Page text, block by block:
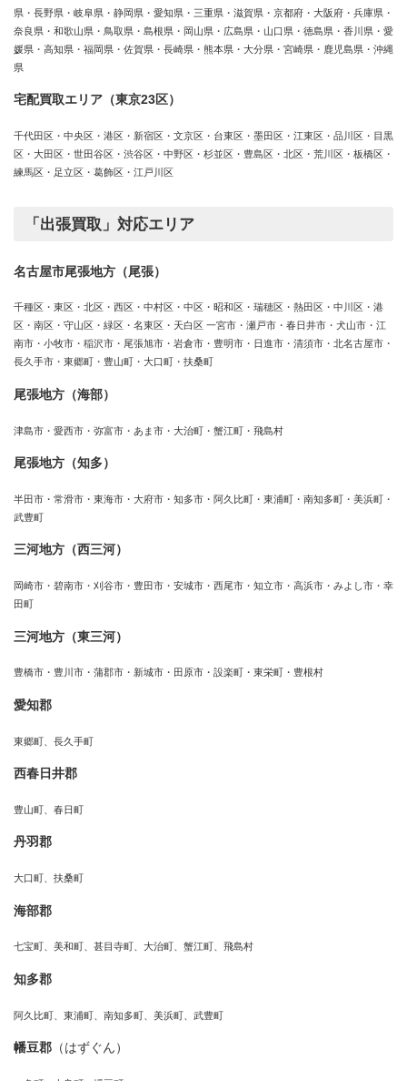
県・長野県・岐阜県・静岡県・愛知県・三重県・滋賀県・京都府・大阪府・兵庫県・
奈良県・和歌山県・鳥取県・島根県・岡山県・広島県・山口県・徳島県・香川県・愛
媛県・高知県・福岡県・佐賀県・長崎県・熊本県・大分県・宮崎県・鹿児島県・沖縄
県
宅配買取エリア（東京23区）
千代田区・中央区・港区・新宿区・文京区・台東区・墨田区・江東区・品川区・目黒
区・大田区・世田谷区・渋谷区・中野区・杉並区・豊島区・北区・荒川区・板橋区・
練馬区・足立区・葛飾区・江戸川区
「出張買取」対応エリア
名古屋市尾張地方（尾張）
千種区・東区・北区・西区・中村区・中区・昭和区・瑞穂区・熱田区・中川区・港
区・南区・守山区・緑区・名東区・天白区 一宮市・瀬戸市・春日井市・犬山市・江
南市・小牧市・稲沢市・尾張旭市・岩倉市・豊明市・日進市・清須市・北名古屋市・
長久手市・東郷町・豊山町・大口町・扶桑町
尾張地方（海部）
津島市・愛西市・弥富市・あま市・大治町・蟹江町・飛島村
尾張地方（知多）
半田市・常滑市・東海市・大府市・知多市・阿久比町・東浦町・南知多町・美浜町・
武豊町
三河地方（西三河）
岡崎市・碧南市・刈谷市・豊田市・安城市・西尾市・知立市・高浜市・みよし市・幸
田町
三河地方（東三河）
豊橋市・豊川市・蒲郡市・新城市・田原市・設楽町・東栄町・豊根村
愛知郡
東郷町、長久手町
西春日井郡
豊山町、春日町
丹羽郡
大口町、扶桑町
海部郡
七宝町、美和町、甚目寺町、大治町、蟹江町、飛島村
知多郡
阿久比町、東浦町、南知多町、美浜町、武豊町
幡豆郡 （はずぐん）